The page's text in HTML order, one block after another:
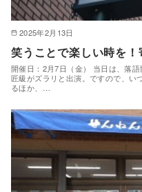
2025年2月13日
笑うことで楽しい時を
開催日：2月7日（金） 当日は、落
匠級がズラリと出演。ですので、い
るほか、…